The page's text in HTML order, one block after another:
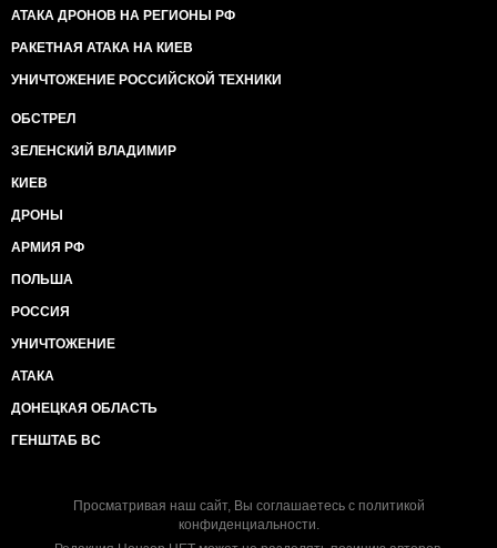
АТАКА ДРОНОВ НА РЕГИОНЫ РФ
РАКЕТНАЯ АТАКА НА КИЕВ
УНИЧТОЖЕНИЕ РОССИЙСКОЙ ТЕХНИКИ
ОБСТРЕЛ
ЗЕЛЕНСКИЙ ВЛАДИМИР
КИЕВ
ДРОНЫ
АРМИЯ РФ
ПОЛЬША
РОССИЯ
УНИЧТОЖЕНИЕ
АТАКА
ДОНЕЦКАЯ ОБЛАСТЬ
ГЕНШТАБ ВС
Просматривая наш сайт, Вы соглашаетесь с политикой
конфиденциальности.